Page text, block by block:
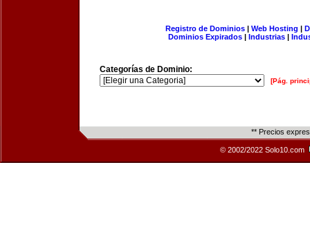
Registro de Dominios| Web Hosting |
Dominios Expirados | Industrias |
Categorías de Dominio:
[Pág.
** Precios
© 2002/2022 Solo10.com